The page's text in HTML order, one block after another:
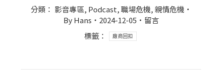
分類： 影音專區, Podcast,職場危機,親情危機
ByHans 2024-12-05
留言
標籤：
廠商回扣